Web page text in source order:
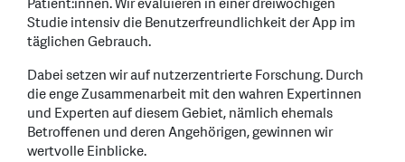
Patient:innen. Wir evaluieren in einer dreiwöchigen
Studie intensiv die Benutzerfreundlichkeit der App im
täglichen Gebrauch.
Dabei setzen wir auf nutzerzentrierte Forschung. Durch
die enge Zusammenarbeit mit den wahren Expertinnen
und Experten auf diesem Gebiet, nämlich ehemals
Betroffenen und deren Angehörigen, gewinnen wir
wertvolle Einblicke.